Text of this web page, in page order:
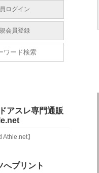
ログイン
会員登録
アスレ専門通販
】
へプリント